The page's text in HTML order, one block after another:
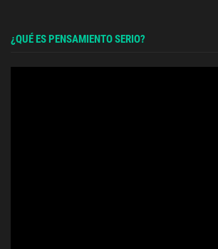
¿QUÉ ES PENSAMIENTO SERIO?